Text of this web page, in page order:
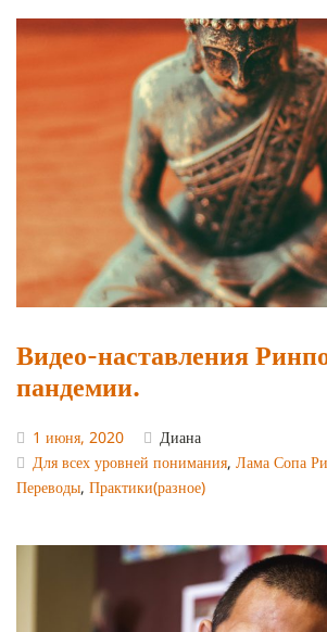
Видео-наставления
пандемии.
1 июня, 2020
Диана
Для всех уровней понимания, Лама Сопа
Переводы, Практики(разное)